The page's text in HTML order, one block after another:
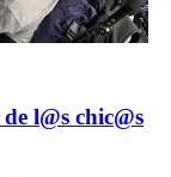
l@s chic@s